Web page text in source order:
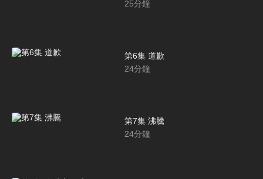
25分鐘
第6集 道歉
24分鐘
第7集 沸騰
24分鐘